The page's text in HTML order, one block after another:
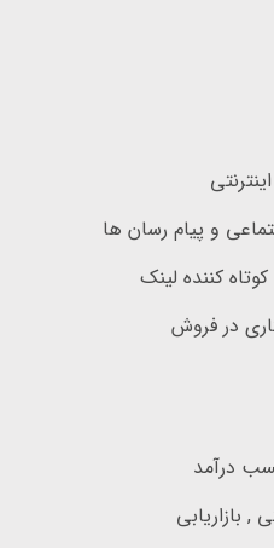
و پیام رسان ها
کننده لینک
در فروش
درآمد
بازاریابی